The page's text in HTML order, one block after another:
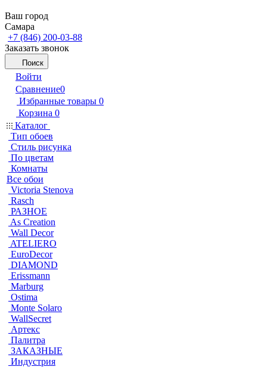
Ваш город
Самара
+7 (846) 200-03-88
Заказать звонок
Поиск
Войти
Сравнение0
Избранные товары 0
Корзина 0
Каталог
Тип обоев
Стиль рисунка
По цветам
Комнаты
Все обои
Victoria Stenova
Rasch
РАЗНОЕ
As Creation
Wall Decor
ATELIERO
EuroDecor
DIAMOND
Erissmann
Marburg
Ostima
Monte Solaro
WallSecret
Артекс
Палитра
ЗАКАЗНЫЕ
Индустрия